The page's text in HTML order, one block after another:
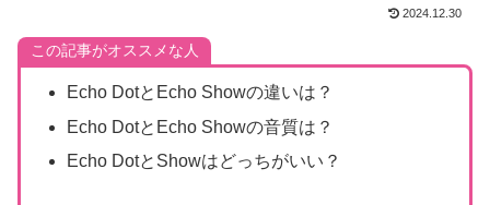
2024.12.30
この記事がオススメな人
Echo DotとEcho Showの違いは？
Echo DotとEcho Showの音質は？
Echo DotとShowはどっちがいい？